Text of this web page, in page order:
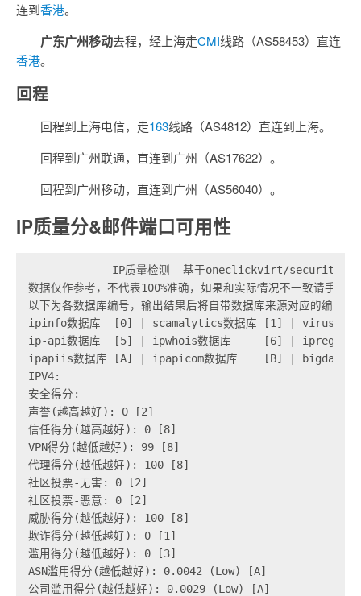
连到香港。
广东广州移动去程，经上海走CMI线路（AS58453）直连
香港。
回程
回程到上海电信，走163线路（AS4812）直连到上海。
回程到广州联通，直连到广州（AS17622）。
回程到广州移动，直连到广州（AS56040）。
IP质量分&邮件端口可用性
-------------IP质量检测--基于oneclickvirt/
数据仅作参考，不代表100%准确，如果和实际情况不一致请手动
以下为各数据库编号，输出结果后将自带数据库来源对应的编号
ipinfo数据库  [0] | scamalytics数据库 [1] |
ip-api数据库  [5] | ipwhois数据库     [6] |
ipapiis数据库 [A] | ipapicom数据库    [B] |
IPV4:
安全得分:
声誉(越高越好): 0 [2]
信任得分(越高越好): 0 [8]
VPN得分(越低越好): 99 [8]
代理得分(越低越好): 100 [8]
社区投票-无害: 0 [2]
社区投票-恶意: 0 [2]
威胁得分(越低越好): 100 [8]
欺诈得分(越低越好): 0 [1]
滥用得分(越低越好): 0 [3]
ASN滥用得分(越低越好): 0.0042 (Low) [A]
公司滥用得分(越低越好): 0.0029 (Low) [A]